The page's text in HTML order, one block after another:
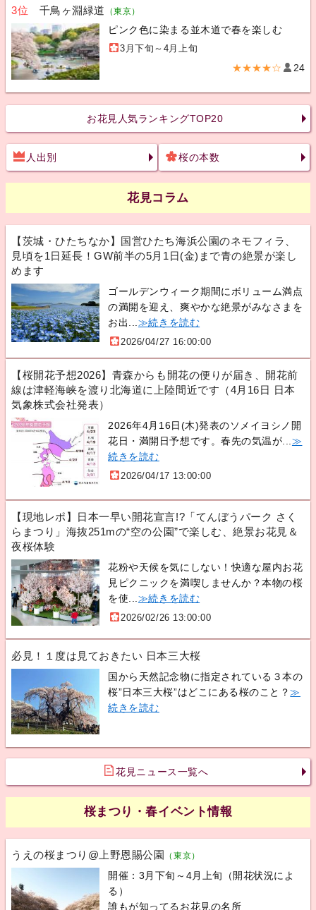
3位 千鳥ヶ淵緑道 （東京）
ピンク色に染まる並木道で春を楽しむ
3月下旬～4月上旬
★★★★☆ 24
お花見人気ランキングTOP20
人出別 桜の本数
花見コラム
【茨城・ひたちなか】国営ひたち海浜公園のネモフィラ、
見頃を1日延長！GW前半の5月1日(金)まで青の絶景が楽し
めます
ゴールデンウィーク期間にボリューム満点
の満開を迎え、爽やかな絶景がみなさまを
お出... ≫続きを読む
2026/04/27 16:00:00
【桜開花予想2026】青森からも開花の便りが届き、開花前
線は津軽海峡を渡り北海道に上陸間近です（4月16日 日本
気象株式会社発表）
2026年4月16日(木)発表のソメイヨシノ開
花日・満開日予想です。春先の気温が... ≫
続きを読む
2026/04/17 13:00:00
【現地レポ】日本一早い開花宣言!?「てんぼうパーク さく
らまつり」海抜251mの“空の公園”で楽しむ、絶景お花見＆
夜桜体験
花粉や天候を気にしない！快適な屋内お花
見ピクニックを満喫しませんか？本物の桜
を使... ≫続きを読む
2026/02/26 13:00:00
必見！１度は見ておきたい 日本三大桜
国から天然記念物に指定されている３本の
桜”日本三大桜”はどこにある桜のこと？≫
続きを読む
花見ニュース一覧へ
桜まつり・春イベント情報
うえの桜まつり@上野恩賜公園 （東京）
開催：3月下旬～4月上旬（開花状況によ
る）
誰もが知ってるお花見の名所